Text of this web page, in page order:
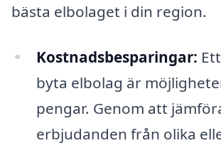
bästa elbolaget i din region.
Kostnadsbesparingar:
byta elbolag är
pengar. Genom att
erbjudanden från olika